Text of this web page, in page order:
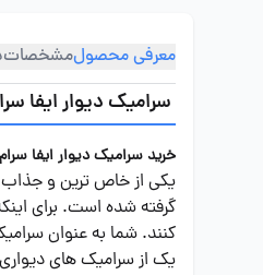
معرفی محصولمشخصات
سرامیک دیوار ایفا
خرید سرامیک دیوار ایفا
یکی از خاص ترین و جذاب
گرفته شده است. برای
کنند. شما به عنوان
یک از سرامیک های